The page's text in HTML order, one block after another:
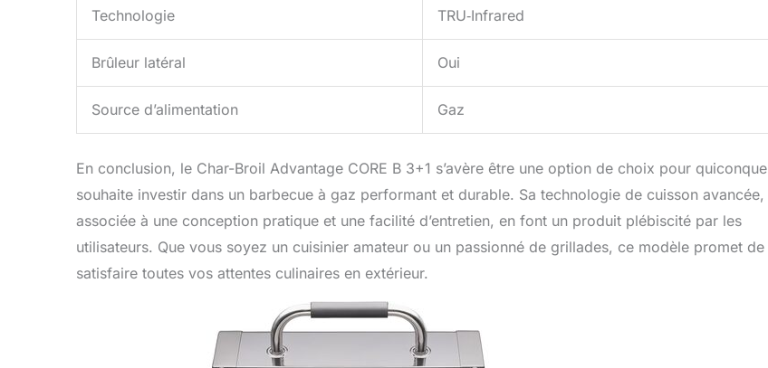
Technologie TRU‑Infrared
Brûleur latéral Oui
Source d’alimentation Gaz
En conclusion, le Char-Broil Advantage CORE B 3+1 s’avère être une option de choix pour quiconque
souhaite investir dans un barbecue à gaz performant et durable. Sa technologie de cuisson avancée,
associée à une conception pratique et une facilité d’entretien, en font un produit plébiscité par les
utilisateurs. Que vous soyez un cuisinier amateur ou un passionné de grillades, ce modèle promet de
satisfaire toutes vos attentes culinaires en extérieur.